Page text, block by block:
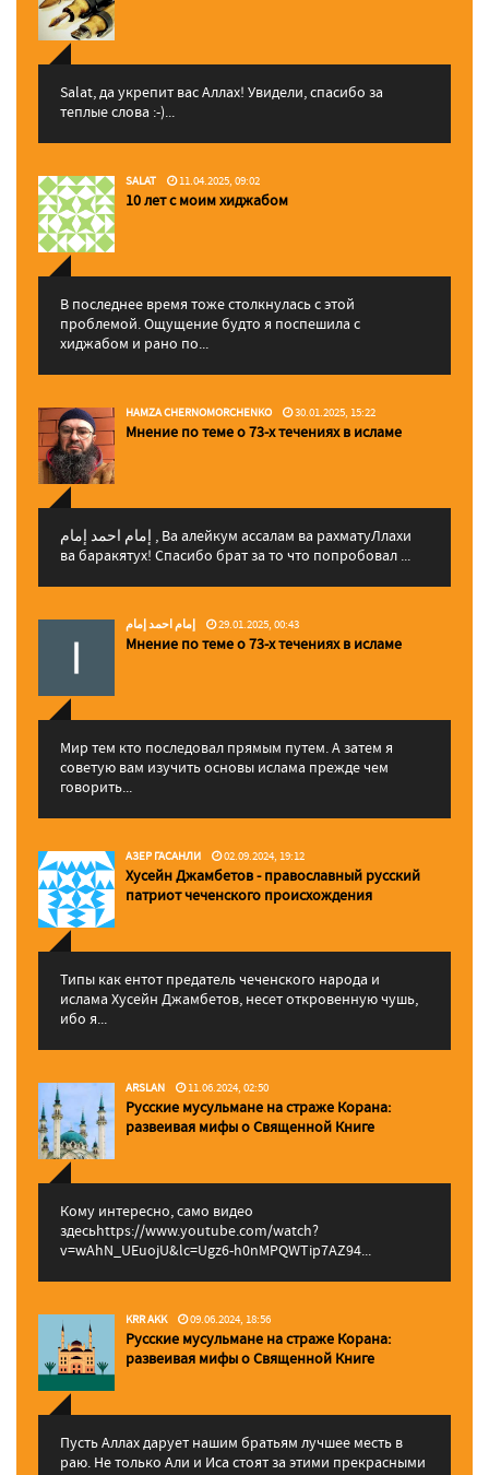
Salat, да укрепит вас Аллаx! Увидели, спасибо за
теплые слова :-)...
SALAT 11.04.2025, 09:02
10 лет с моим хиджабом
В последнее время тоже столкнулась с этой
проблемой. Ощущение будто я поспешила с
хиджабом и рано по...
HAMZA CHERNOMORCHENKO 30.01.2025, 15:22
Мнение по теме о 73-х течениях в исламе
إمام احمد إمام , Ва алейкум ассалам ва рахматуЛлахи
ва баракятух! Спасибо брат за то что попробовал ...
إمام احمد إمام 29.01.2025, 00:43
Мнение по теме о 73-х течениях в исламе
Мир тем кто последовал прямым путем. А затем я
советую вам изучить основы ислама прежде чем
говорить...
АЗЕР ГАСАНЛИ 02.09.2024, 19:12
Хусейн Джамбетов - православный русский
патриот чеченского происхождения
Типы как ентот предатель чеченского народа и
ислама Хусейн Джамбетов, несет откровенную чушь,
ибо я...
ARSLAN 11.06.2024, 02:50
Русские мусульмане на страже Корана:
pазвеивая мифы о Священной Книге
Кому интересно, само видео
здесьhttps://www.youtube.com/watch?
v=wAhN_UEuojU&lc=Ugz6-h0nMPQWTip7AZ94...
KRR AKK 09.06.2024, 18:56
Русские мусульмане на страже Корана:
pазвеивая мифы о Священной Книге
Пусть Аллах дарует нашим братьям лучшее месть в
раю. Не только Али и Иса стоят за этими прекрасными